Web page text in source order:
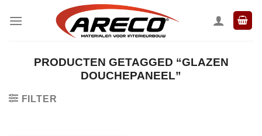
naar
PRODUCTEN GETAGGED “GLAZEN
DOUCHEPANEEL”
FILTER